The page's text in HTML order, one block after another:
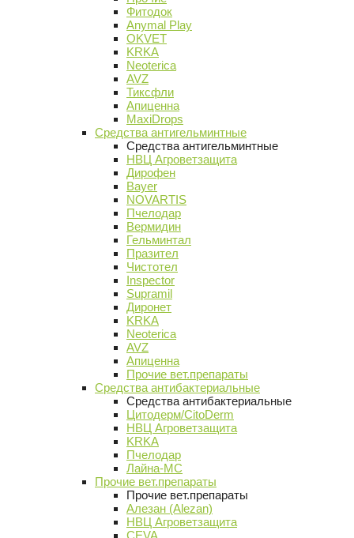
Фитодок
Anymal Play
OKVET
KRKA
Neoterica
AVZ
Тиксфли
Апиценна
MaxiDrops
Средства антигельминтные
Средства антигельминтные
НВЦ Агроветзащита
Дирофен
Bayer
NOVARTIS
Пчелодар
Вермидин
Гельминтал
Празител
Чистотел
Inspector
Supramil
Диронет
KRKA
Neoterica
AVZ
Апиценна
Прочие вет.препараты
Средства антибактериальные
Средства антибактериальные
Цитодерм/CitoDerm
НВЦ Агроветзащита
KRKA
Пчелодар
Лайна-МС
Прочие вет.препараты
Прочие вет.препараты
Алезан (Alezan)
НВЦ Агроветзащита
CEVA